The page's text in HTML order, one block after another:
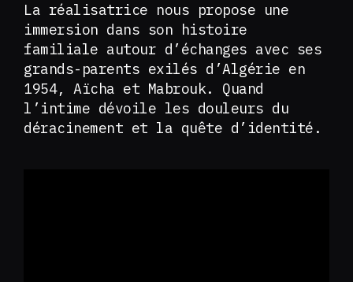
La réalisatrice nous propose une
immersion dans son histoire
familiale autour d’échanges avec ses
grands-parents exilés d’Algérie en
1954, Aïcha et Mabrouk. Quand
l’intime dévoile les douleurs du
déracinement et la quête d’identité.